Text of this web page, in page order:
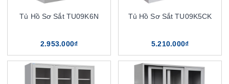
Tủ Hồ Sơ Sắt TU09K6N
2.953.000₫
Tủ Hồ Sơ Sắt TU09K5CK
5.210.000₫